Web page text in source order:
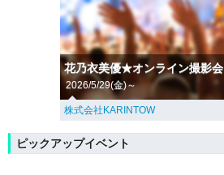
花乃衣美優★オンライン撮影会
2026/5/29(金)～
株式会社KARINTOW
ピックアップイベント